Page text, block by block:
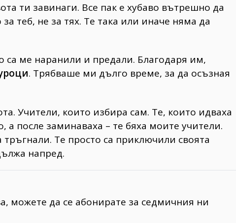
ти завинаги. Все пак е хубаво вътрешно да
теб, не за тях. Те така или иначе няма да
са ме наранили и предали. Благодаря им,
. Трябваше ми дълго време, за да осъзная
Учители, които избира сам. Те, които идваха
после заминаваха – те бяха моите учители.
Те просто са приключили своята
напред.
можете да се абонирате за седмичния ни